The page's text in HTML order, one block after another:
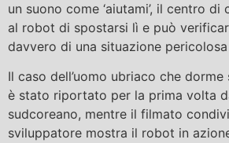
un suono come ‘aiutami’, il centro
al robot di spostarsi lì e può
davvero di una situazione pericolosa
Il caso dell’uomo ubriaco che
è stato riportato per la prima volta
sudcoreano, mentre il filmato
sviluppatore mostra il robot in